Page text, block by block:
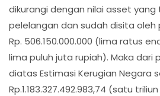
dikurangi dengan nilai asset yang
pelelangan dan sudah disita oleh
Rp. 506.150.000.000 (lima ratus
lima puluh juta rupiah). Maka dari
diatas Estimasi Kerugian Negara
Rp.1.183.327.492.983,74 (satu